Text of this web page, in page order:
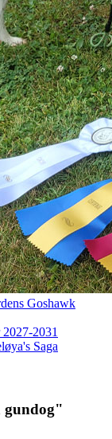
Goshawk
2031
Saga
gundog"